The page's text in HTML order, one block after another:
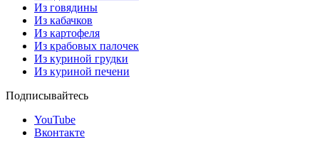
Из говядины
Из кабачков
Из картофеля
Из крабовых палочек
Из куриной грудки
Из куриной печени
Подписывайтесь
YouTube
Вконтакте